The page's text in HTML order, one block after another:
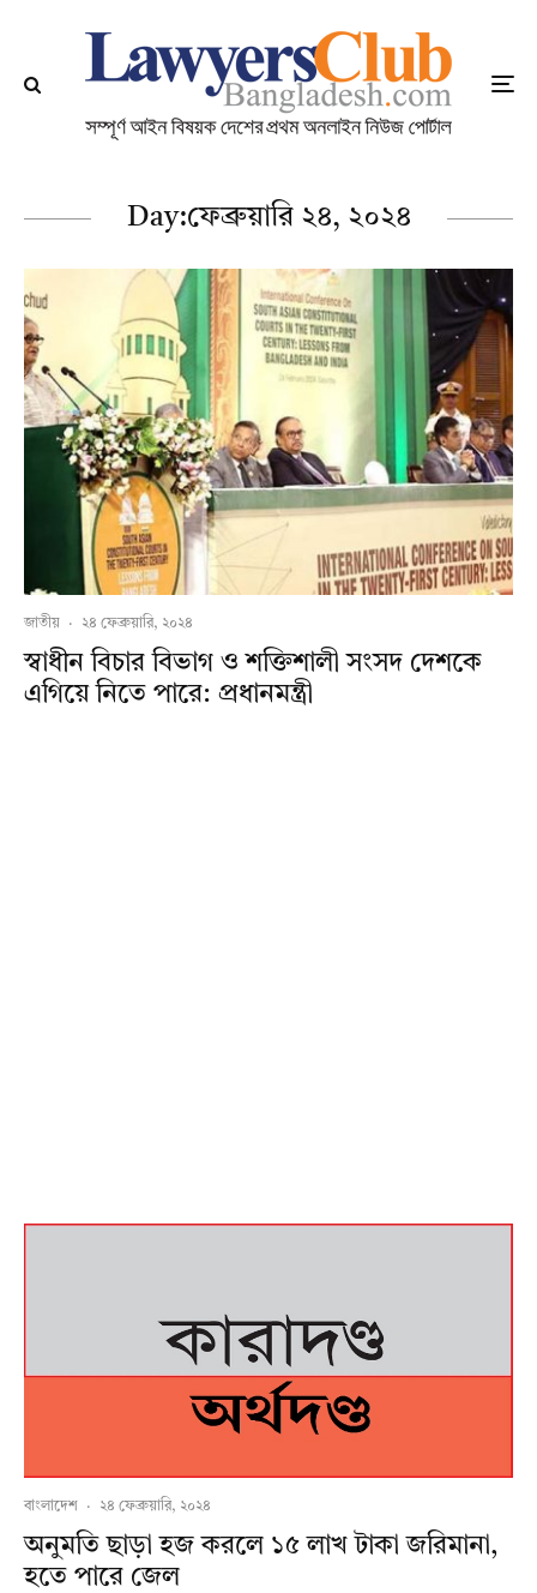
Day:ফেব্রুয়ারি ২৪, ২০২৪
জাতীয় · ২৪ ফেব্রুয়ারি, ২০২৪
স্বাধীন বিচার বিভাগ ও শক্তিশালী সংসদ দেশকে
এগিয়ে নিতে পারে: প্রধানমন্ত্রী
বাংলাদেশ · ২৪ ফেব্রুয়ারি, ২০২৪
অনুমতি ছাড়া হজ করলে ১৫ লাখ টাকা জরিমানা,
হতে পারে জেল